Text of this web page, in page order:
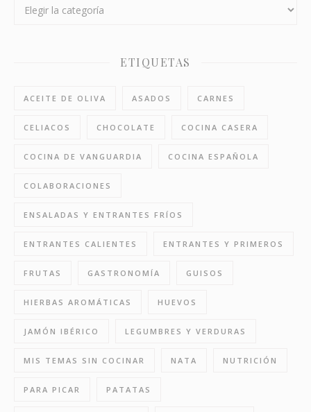
ETIQUETAS
ACEITE DE OLIVA ASADOS CARNES
CELIACOS CHOCOLATE COCINA CASERA
COCINA DE VANGUARDIA COCINA ESPAÑOLA
COLABORACIONES
ENSALADAS Y ENTRANTES FRÍOS
ENTRANTES CALIENTES ENTRANTES Y PRIMEROS
FRUTAS GASTRONOMÍA GUISOS
HIERBAS AROMÁTICAS HUEVOS
JAMÓN IBÉRICO LEGUMBRES Y VERDURAS
MIS TEMAS SIN COCINAR NATA NUTRICIÓN
PARA PICAR PATATAS